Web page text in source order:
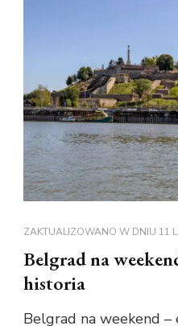
ZAKTUALIZOWANO W DNIU 11
Belgrad na
historia
Belgrad na weekend –